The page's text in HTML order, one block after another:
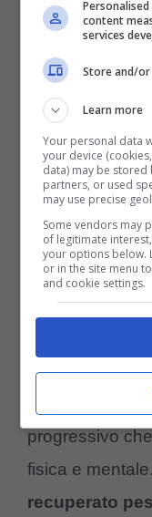
La sua
Così, a partire
condizioni
progressivo
fisica e
recuperato
content
services
Store and/
Learn more
Your personal data
your device
data) may be stored
partners, or used
may use precise
Some vendors may
of legitimate
your options below.
or in the site menu
and cookie settings.